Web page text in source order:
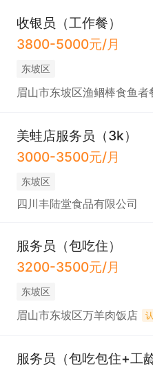
收银员（工作餐）
3800-5000元/月
东坡区
眉山市东坡区渔鲴棒食鱼者
美蛙店服务员（3k）
3000-3500元/月
东坡区
四川丰陆堂食品有限公司
服务员（包吃住）
3200-3500元/月
东坡区
眉山市东坡区万羊肉饭店
服务员（包吃包住+工